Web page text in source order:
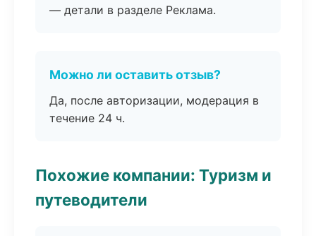
— детали в разделе Реклама.
Можно ли оставить отзыв?
Да, после авторизации, модерация в
течение 24 ч.
Похожие компании: Туризм и
путеводители